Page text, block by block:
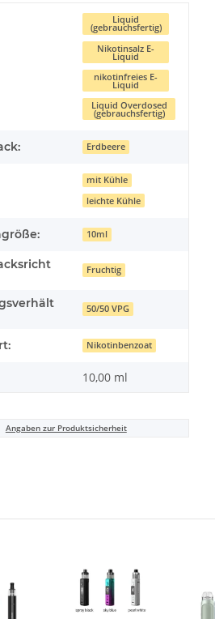
Liquid
(gebrauchsfertig)
Nikotinsalz E-
Liquid
nikotinfreies E-
Liquid
Liquid Overdosed
(gebrauchsfertig)
Erdbeere
mit Kühle
leichte Kühle
10ml
Fruchtig
50/50 VPG
Nikotinbenzoat
10,00 ml
Angaben zur Produktsicherheit